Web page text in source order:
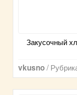
Закусочный
vkusno/